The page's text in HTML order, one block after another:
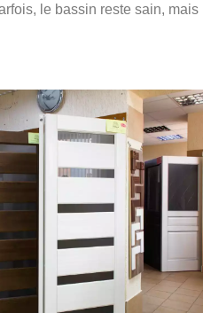
le bassin reste sain, mais